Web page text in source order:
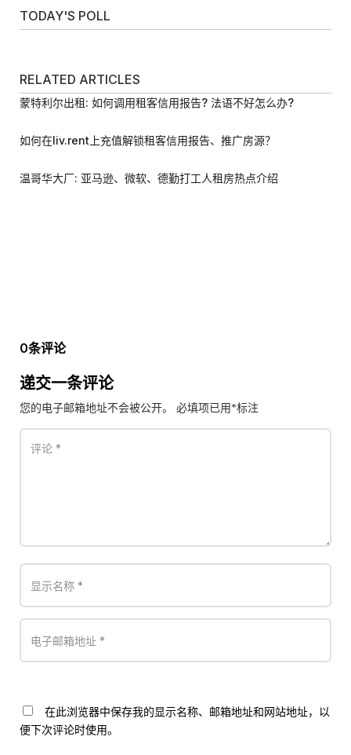
TODAY'S POLL
RELATED ARTICLES
蒙特利尔出租: 如何调用租客信用报告? 法语不好怎么办?
如何在liv.rent上充值解锁租客信用报告、推广房源？
温哥华大厂: 亚马逊、微软、德勤打工人租房热点介绍
0条评论
递交一条评论
您的电子邮箱地址不会被公开。 必填项已用*标注
在此浏览器中保存我的显示名称、邮箱地址和网站地址，以
便下次评论时使用。